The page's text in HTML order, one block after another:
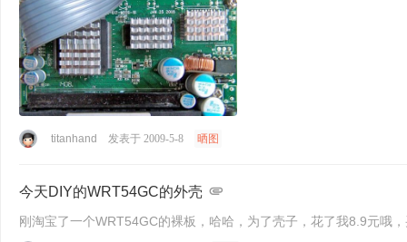
titanhand 发表于 2009-5-8 晒图
今天DIY的WRT54GC的外壳
刚淘宝了一个WRT54GC的裸板，哈哈，为了壳子，花了我8.9元哦